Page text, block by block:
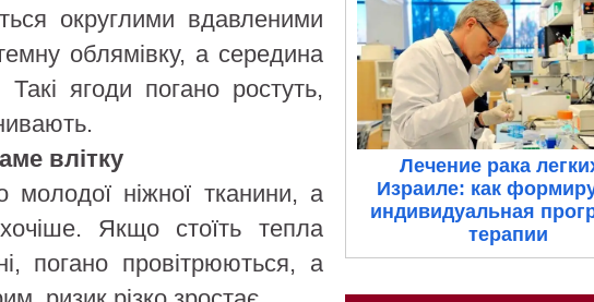
округлими вдавленими
облямівку, а середина
ягоди погано ростуть,
влітку
молодої ніжної тканини, а
Якщо стоїть тепла
погано провітрюються, а
Лечение рака
Израиле: как
индивидуальная
терапии